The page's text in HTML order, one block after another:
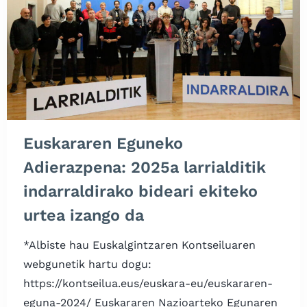
Euskararen Eguneko
Adierazpena: 2025a larrialditik
indarraldirako bideari ekiteko
urtea izango da
*Albiste hau Euskalgintzaren Kontseiluaren
webgunetik hartu dogu:
https://kontseilua.eus/euskara-eu/euskararen-
eguna-2024/ Euskararen Nazioarteko Egunaren